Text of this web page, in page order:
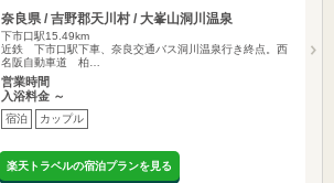
奈良県 / 吉野郡天川村 / 大峯山洞川温泉
下市口駅15.49km
近鉄 下市口駅下車、奈良交通バス洞川温泉行き終点。西
名阪自動車道 柏…
営業時間
入浴料金 ～
宿泊 カップル
楽天トラベルの宿泊プランを見る